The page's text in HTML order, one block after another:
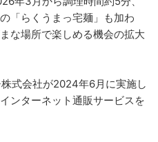
「らくうまっ宅麺」も加わ
な場所で楽しめる機会の拡大
式会社が2024年6月に実施し
ンターネット通販サービスを